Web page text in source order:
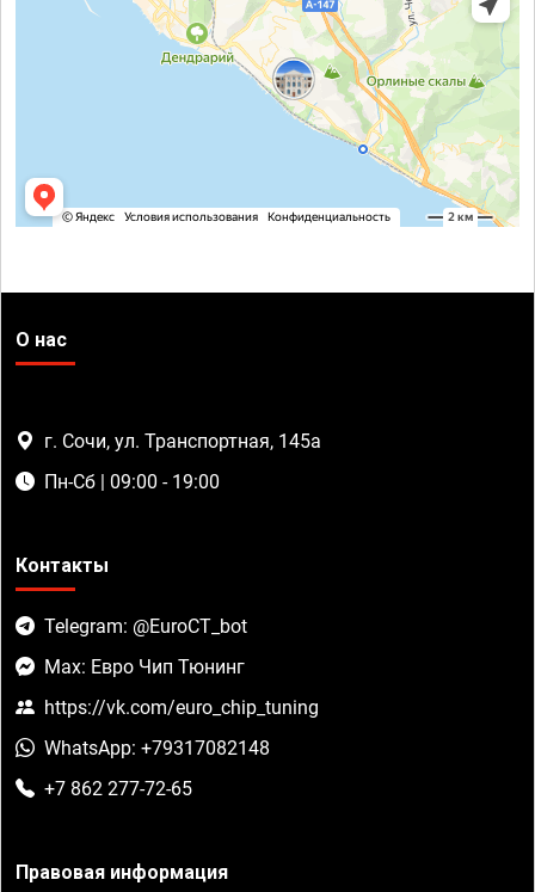
О нас
г. Сочи, ул. Транспортная, 145а
Пн-Сб | 09:00 - 19:00
Контакты
Telegram: @EuroCT_bot
Max: Евро Чип Тюнинг
https://vk.com/euro_chip_tuning
WhatsApp: +79317082148
+7 862 277-72-65
Правовая информация